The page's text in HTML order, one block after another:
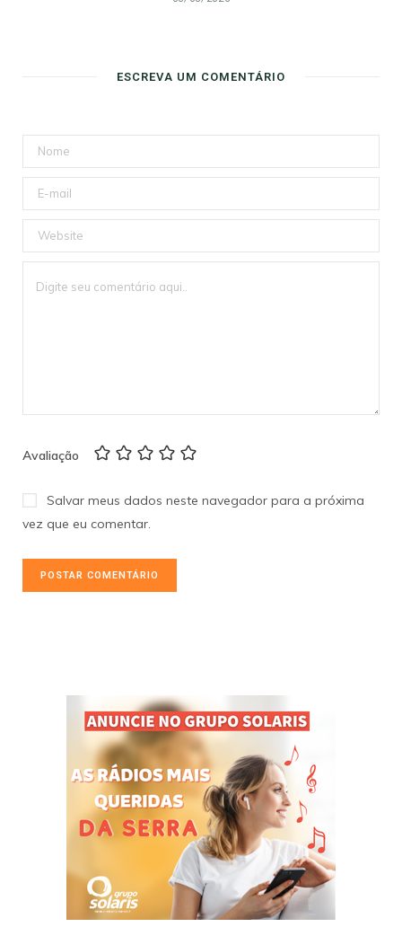
ESCREVA UM COMENTÁRIO
Avaliação
Salvar meus dados neste navegador para a próxima
vez que eu comentar.